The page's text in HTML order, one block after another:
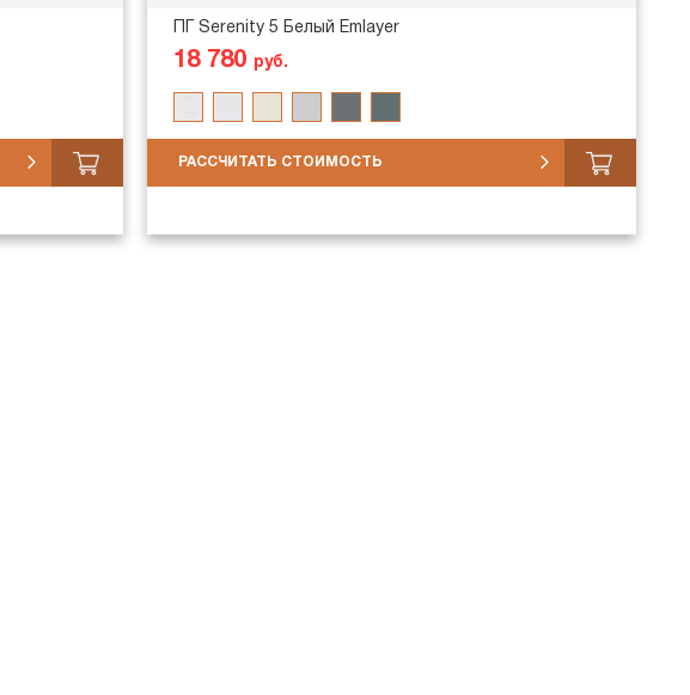
ПГ Serenity 5 Белый Emlayer
18 780 руб.
РАССЧИТАТЬ СТОИМОСТЬ